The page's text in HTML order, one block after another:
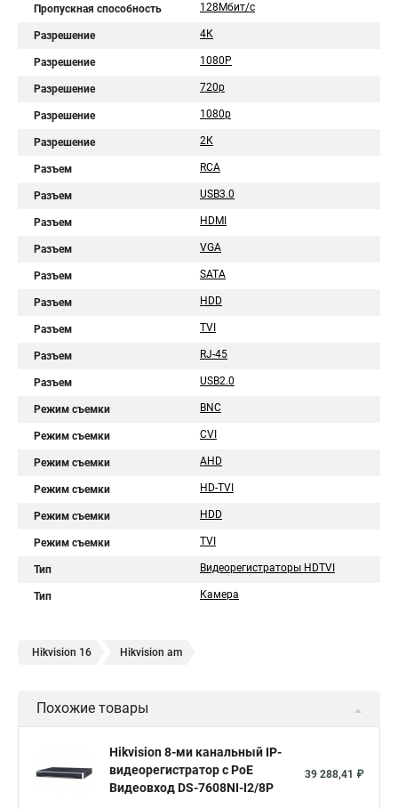
Пропускная способность 128Мбит/с
Разрешение 4К
Разрешение 1080Р
Разрешение 720p
Разрешение 1080p
Разрешение 2К
Разъем RCA
Разъем USB3.0
Разъем HDMI
Разъем VGA
Разъем SATA
Разъем HDD
Разъем TVI
Разъем RJ-45
Разъем USB2.0
Режим съемки BNC
Режим съемки CVI
Режим съемки AHD
Режим съемки HD-TVI
Режим съемки HDD
Режим съемки TVI
Тип Видеорегистраторы HDTVI
Тип Камера
Hikvision 16 Hikvision am
Похожие товары
Hikvision 8-ми канальный IP-
видеорегистратор c PoE
Видеовход DS-7608NI-I2/8P
39 288,41 ₽